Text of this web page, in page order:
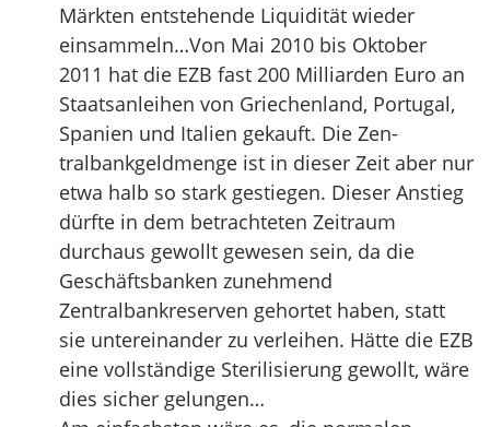
Märkten entstehende Liquidität wieder
einsammeln…Von Mai 2010 bis Oktober
2011 hat die EZB fast 200 Milliarden Euro an
Staatsanleihen von Griechenland, Portugal,
Spanien und Italien gekauft. Die Zen-
tralbankgeldmenge ist in dieser Zeit aber nur
etwa halb so stark gestiegen. Dieser Anstieg
dürfte in dem betrachteten Zeitraum
durchaus gewollt gewesen sein, da die
Geschäftsbanken zunehmend
Zentralbankreserven gehortet haben, statt
sie untereinander zu verleihen. Hätte die EZB
eine vollständige Sterilisierung gewollt, wäre
dies sicher gelungen…